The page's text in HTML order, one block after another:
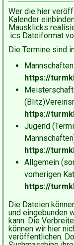
Wer die hier
Kalender
Mausklicks
.ics Dateiformat
Die Termine sind
https://
https://
Jugend
https://
Allgemein
vorherigen
https://
Die Dateien
und eingebunden
kann. Die
können wir hier
veröffentlichen.